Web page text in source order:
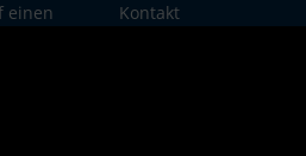
einen
Kontakt